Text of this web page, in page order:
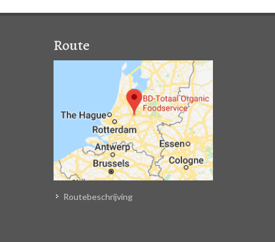
Route
Routebeschrijving